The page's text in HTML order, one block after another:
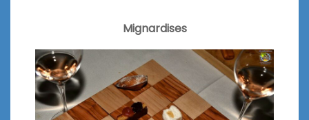
Mignardises